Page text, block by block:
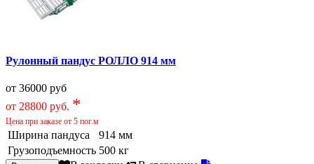
Рулонный пандус РОЛЛО 914 мм
от 36000 руб
от 28800 руб. *
Цена при заказе от 5 пог.м
Ширина пандуса
914 мм
Грузоподъемность 500 кг